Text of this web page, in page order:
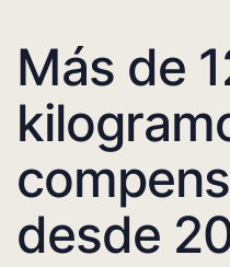
Más de
desde